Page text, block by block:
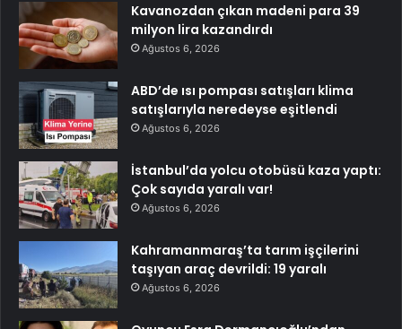
Kavanozdan çıkan madeni para 39
milyon lira kazandırdı
Ağustos 6, 2026
ABD’de ısı pompası satışları klima
satışlarıyla neredeyse eşitlendi
Ağustos 6, 2026
İstanbul’da yolcu otobüsü kaza yaptı:
Çok sayıda yaralı var!
Ağustos 6, 2026
Kahramanmaraş’ta tarım işçilerini
taşıyan araç devrildi: 19 yaralı
Ağustos 6, 2026